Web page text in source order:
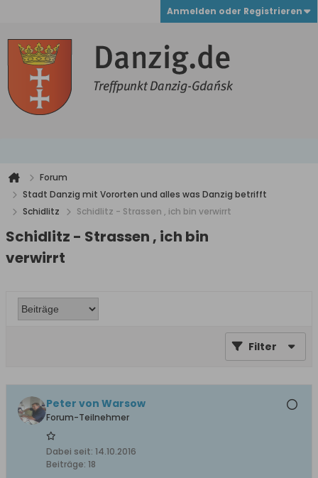
Anmelden oder Registrieren
Forum
Stadt Danzig mit Vororten und alles was Danzig betrifft
Schidlitz
Schidlitz - Strassen , ich bin verwirrt
Schidlitz - Strassen , ich bin
verwirrt
Filter
Peter von Warsow
Forum-Teilnehmer
Dabei seit: 14.10.2016
Beiträge: 18